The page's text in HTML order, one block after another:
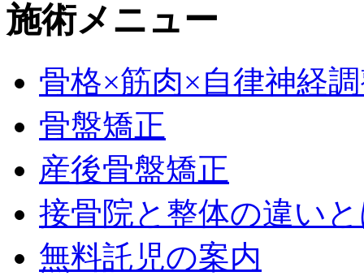
施術メニュー
骨格×筋肉×自律神経
骨盤矯正
産後骨盤矯正
接骨院と整体の違い
無料託児の案内